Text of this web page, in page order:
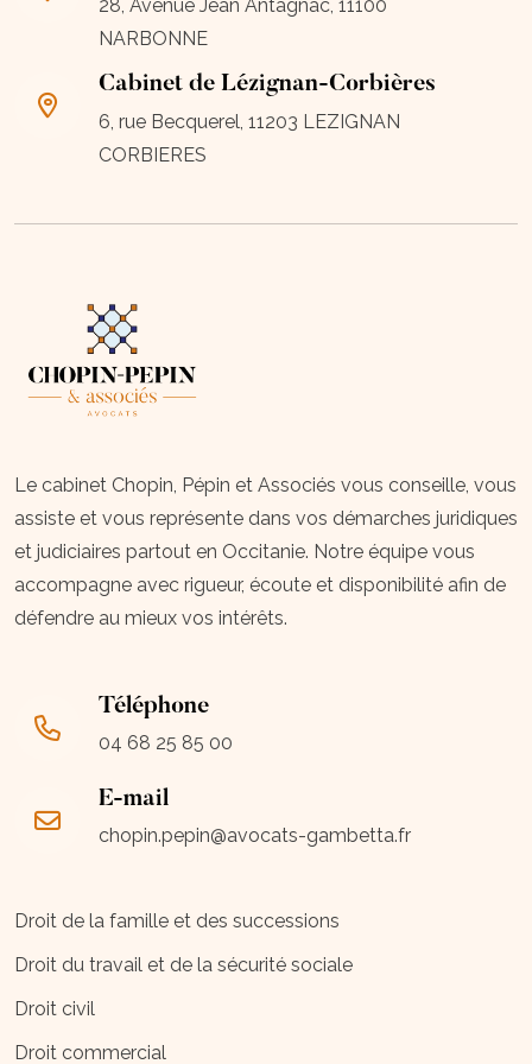
28, Avenue Jean Antagnac, 11100
NARBONNE
Cabinet de Lézignan-Corbières
6, rue Becquerel, 11203 LEZIGNAN
CORBIERES
Le cabinet Chopin, Pépin et Associés vous conseille, vous
assiste et vous représente dans vos démarches juridiques
et judiciaires partout en Occitanie. Notre équipe vous
accompagne avec rigueur, écoute et disponibilité afin de
défendre au mieux vos intérêts.
Droit de la famille et des successions
Droit du travail et de la sécurité sociale
Droit civil
Droit commercial
Téléphone
04 68 25 85 00
E-mail
chopin.pepin@avocats-gambetta.fr